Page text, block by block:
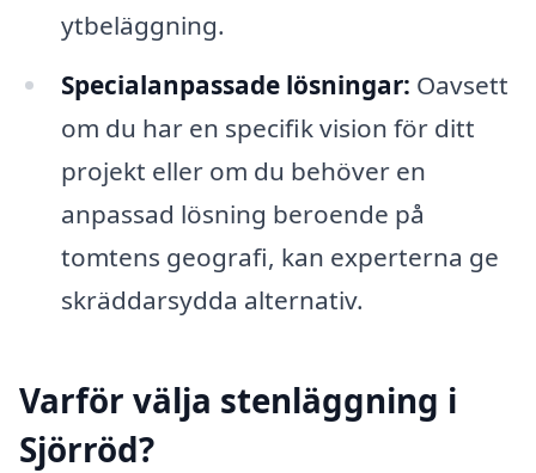
ytbeläggning.
Specialanpassade lösningar: Oavsett
om du har en specifik vision för ditt
projekt eller om du behöver en
anpassad lösning beroende på
tomtens geografi, kan experterna ge
skräddarsydda alternativ.
Varför välja stenläggning i
Sjörröd?